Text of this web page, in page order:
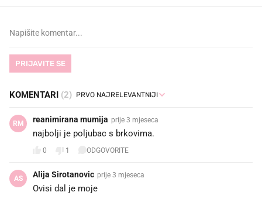
PRIJAVITE SE
KOMENTARI (2)
RM reanimirana mumija prije 3 mjeseca
najbolji je poljubac s brkovima.
0 1 ODGOVORITE
AS Alija Sirotanovic prije 3 mjeseca
Ovisi dal je moje